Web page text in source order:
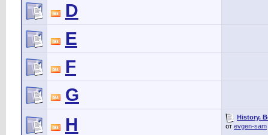
D
E
F
G
H
History.
от evgen-sam